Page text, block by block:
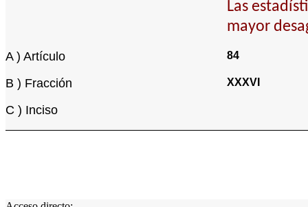
Las
mayor
A ) Artículo 84
B ) Fracción XXXVI
C ) Inciso